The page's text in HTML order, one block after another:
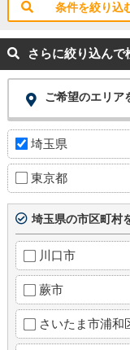
条件を絞り込
さらに絞り込んで
ご希望のエリア
埼玉県
東京都
埼玉県の市区町村
川口市
蕨市
さいたま市浦和